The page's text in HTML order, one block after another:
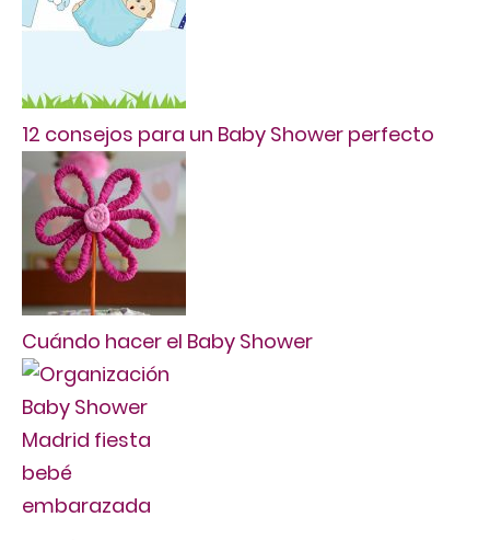
12 consejos para un Baby Shower perfecto
Cuándo hacer el Baby Shower